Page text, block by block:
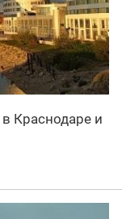
Краснодаре и